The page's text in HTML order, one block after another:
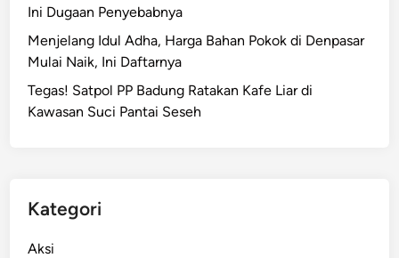
Ini Dugaan Penyebabnya
Menjelang Idul Adha, Harga Bahan Pokok di Denpasar
Mulai Naik, Ini Daftarnya
Tegas! Satpol PP Badung Ratakan Kafe Liar di
Kawasan Suci Pantai Seseh
Kategori
Aksi